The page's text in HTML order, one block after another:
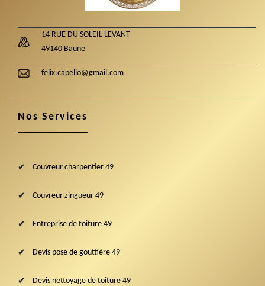
14 RUE DU SOLEIL LEVANT
49140 Baune
felix.capello@gmail.com
Nos Services
Couvreur charpentier 49
Couvreur zingueur 49
Entreprise de toiture 49
Devis pose de gouttière 49
Devis nettoyage de toiture 49